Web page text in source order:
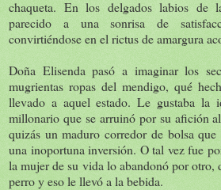
chaqueta. En los delgados labios de
parecido a una sonrisa de
convirtiéndose en el rictus de amargura
Doña Elisenda pasó a imaginar los
mugrientas ropas del mendigo, qué
llevado a aquel estado. Le gustaba la
millonario que se arruinó por su afición
quizás un maduro corredor de bolsa que
una inoportuna inversión. O tal vez fue
la mujer de su vida lo abandonó por otro,
perro y eso le llevó a la bebida.